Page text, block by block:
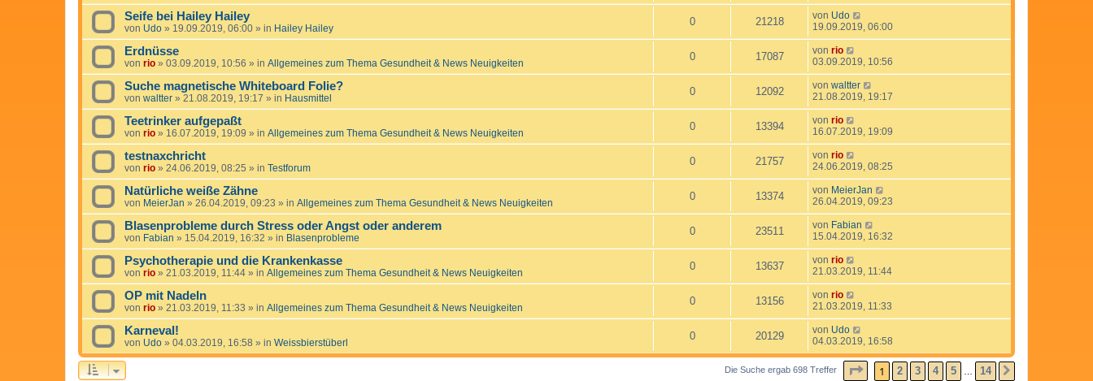
Seife bei Hailey Hailey
von Udo » 19.09.2019, 06:00 » in Hailey Hailey
0 21218 von Udo
19.09.2019, 06:00
Erdnüsse
von rio » 03.09.2019, 10:56 » in Allgemeines zum Thema Gesundheit & News Neuigkeiten
0 17087 von rio
03.09.2019, 10:56
Suche magnetische Whiteboard Folie?
von waltter » 21.08.2019, 19:17 » in Hausmittel
0 12092 von waltter
21.08.2019, 19:17
Teetrinker aufgepaßt
von rio » 16.07.2019, 19:09 » in Allgemeines zum Thema Gesundheit & News Neuigkeiten
0 13394 von rio
16.07.2019, 19:09
testnaxchricht
von rio » 24.06.2019, 08:25 » in Testforum
0 21757 von rio
24.06.2019, 08:25
Natürliche weiße Zähne
von MeierJan » 26.04.2019, 09:23 » in Allgemeines zum Thema Gesundheit & News Neuigkeiten
0 13374 von MeierJan
26.04.2019, 09:23
Blasenprobleme durch Stress oder Angst oder anderem
von Fabian » 15.04.2019, 16:32 » in Blasenprobleme
0 23511 von Fabian
15.04.2019, 16:32
Psychotherapie und die Krankenkasse
von rio » 21.03.2019, 11:44 » in Allgemeines zum Thema Gesundheit & News Neuigkeiten
0 13637 von rio
21.03.2019, 11:44
OP mit Nadeln
von rio » 21.03.2019, 11:33 » in Allgemeines zum Thema Gesundheit & News Neuigkeiten
0 13156 von rio
21.03.2019, 11:33
Karneval!
von Udo » 04.03.2019, 16:58 » in Weissbierstüberl
0 20129 von Udo
04.03.2019, 16:58
Die Suche ergab 698 Treffer SEITE1 VON14
1 2 3 4 5 14